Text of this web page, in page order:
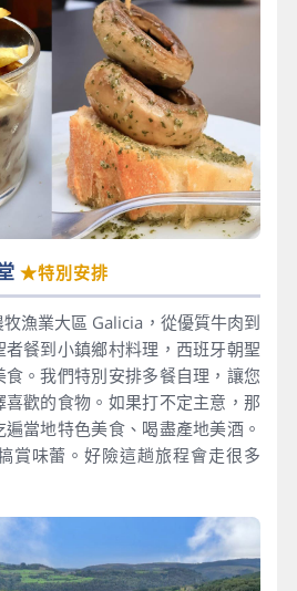
★特別安排
漁業大區 Galicia，從優質牛肉到
餐到小鎮鄉村料理，西班牙朝聖
。我們特別安排多餐自理，讓您
歡的食物。如果打不定主意，那
當地特色美食、喝盡產地美酒。
賞味蕾。好險這趟旅程會走很多